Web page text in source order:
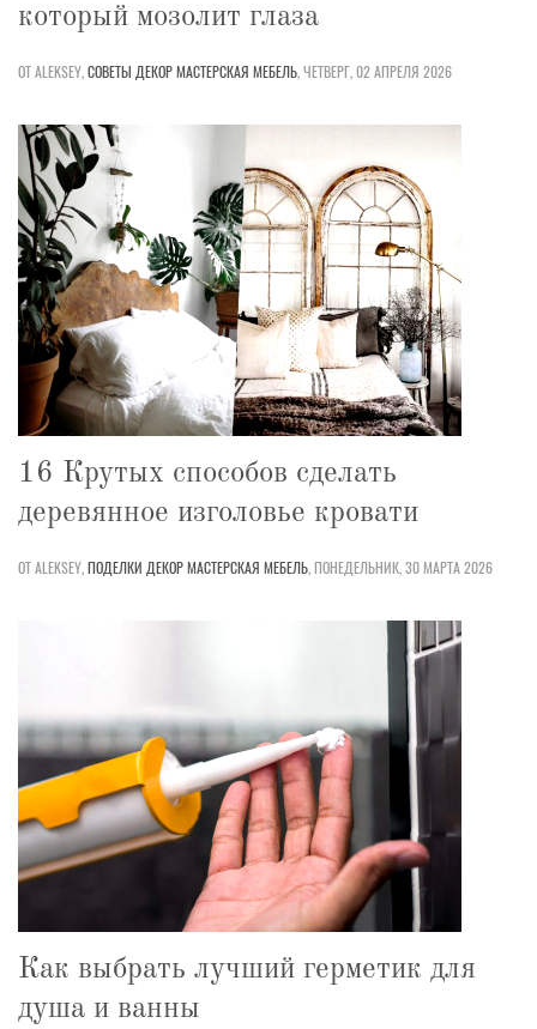
который мозолит глаза
ОТ ALEKSEY,СОВЕТЫ ДЕКОРМАСТЕРСКАЯ МЕБЕЛЬ,ЧЕТВЕРГ, 02 АПРЕЛЯ 2026
16 Крутых способов сделать
деревянное изголовье кровати
ОТ ALEKSEY,ПОДЕЛКИ ДЕКОРМАСТЕРСКАЯ МЕБЕЛЬ,ПОНЕДЕЛЬНИК, 30 МАРТА 2026
Как выбрать лучший герметик для
душа и ванны